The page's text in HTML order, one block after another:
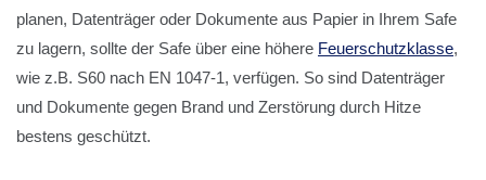
planen, Datenträger oder Dokumente aus Papier in Ihrem Safe
zu lagern, sollte der Safe über eine höhere Feuerschutzklasse,
wie z.B. S60 nach EN 1047-1, verfügen. So sind Datenträger
und Dokumente gegen Brand und Zerstörung durch Hitze
bestens geschützt.